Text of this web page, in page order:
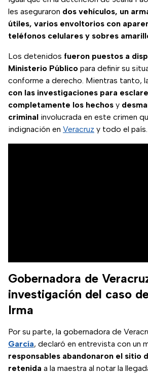
les aseguraron dos vehículos, un
útiles, varios envoltorios con
teléfonos celulares y sobres
Los detenidos fueron puestos a
Ministerio Público para definir su
conforme a derecho. Mientras tanto,
con las investigaciones para
completamente los hechos y
criminal involucrada en este crimen
indignación en Veracruz y todo el país.
Gobernadora de
investigación del caso
Irma
Por su parte, la gobernadora de
García, declaró en entrevista con un
responsables abandonaron el sitio
retenida a la maestra al notar la